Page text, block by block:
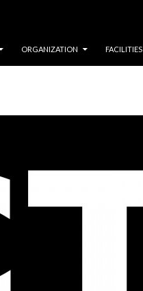
ORGANIZATION FACILITIES